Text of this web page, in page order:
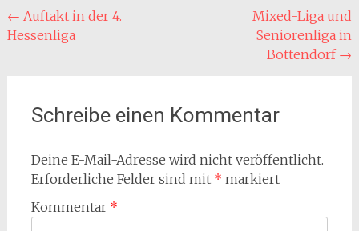
Beitragsnavigation
← Auftakt in der 4.
Hessenliga
Mixed-Liga und
Seniorenliga in
Bottendorf →
Schreibe einen Kommentar
Deine E-Mail-Adresse wird nicht veröffentlicht.
Erforderliche Felder sind mit * markiert
Kommentar *